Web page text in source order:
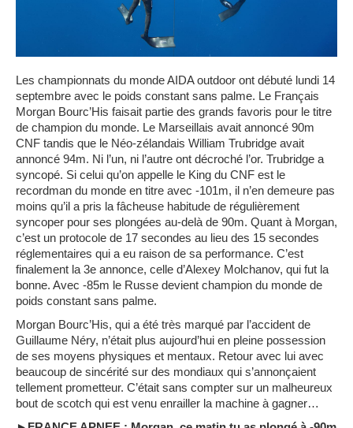
Les championnats du monde AIDA outdoor ont débuté lundi 14
septembre avec le poids constant sans palme. Le Français
Morgan Bourc’His faisait partie des grands favoris pour le titre
de champion du monde. Le Marseillais avait annoncé 90m
CNF tandis que le Néo-zélandais William Trubridge avait
annoncé 94m. Ni l’un, ni l’autre ont décroché l’or. Trubridge a
syncopé. Si celui qu’on appelle le King du CNF est le
recordman du monde en titre avec -101m, il n’en demeure pas
moins qu’il a pris la fâcheuse habitude de régulièrement
syncoper pour ses plongées au-delà de 90m. Quant à Morgan,
c’est un protocole de 17 secondes au lieu des 15 secondes
réglementaires qui a eu raison de sa performance. C’est
finalement la 3e annonce, celle d’Alexey Molchanov, qui fut la
bonne. Avec -85m le Russe devient champion du monde de
poids constant sans palme.
Morgan Bourc’His, qui a été très marqué par l’accident de
Guillaume Néry, n’était plus aujourd’hui en pleine possession
de ses moyens physiques et mentaux. Retour avec lui avec
beaucoup de sincérité sur des mondiaux qui s’annonçaient
tellement prometteur. C’était sans compter sur un malheureux
bout de scotch qui est venu enrailler la machine à gagner…